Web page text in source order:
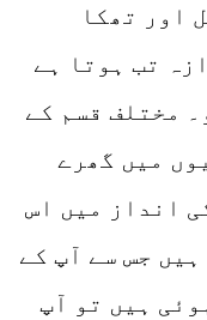
اور تھکا
تب ہوتا ہے
مختلف قسم کے
میں گھرے
انداز میں اس
جس سے آپ کے
ہیں تو آپ